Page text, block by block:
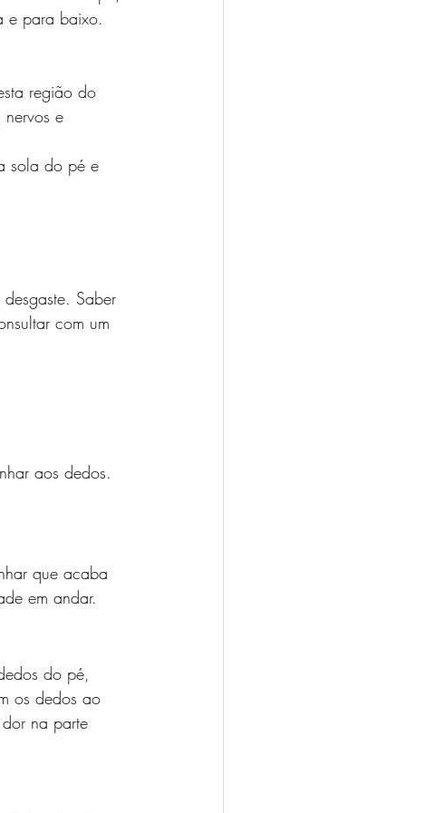
e para baixo.
região do
e
sola do pé e
Saber
com um
aos dedos.
que acaba
em andar.
do pé,
os dedos ao
na parte